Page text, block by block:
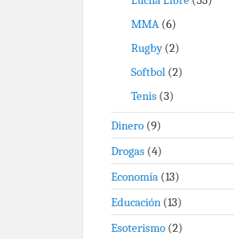
MMA (6)
Rugby(2)
Softbol (2)
Tenis (3)
Dinero (9)
Drogas (4)
Economía (13)
Educación (13)
Esoterismo (2)